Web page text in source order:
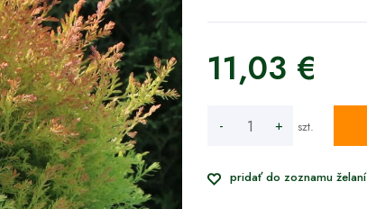
11,03 €
- + szt.
pridať do zoznamu želaní